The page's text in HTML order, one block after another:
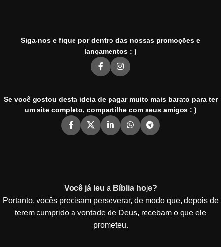
Siga-nos e fique por dentro das nossas promoções e
lançamentos : )
Se você gostou desta ideia de pagar muito mais barato para ter
um site completo, compartilhe com seus amigos : )
Você já leu a Bíblia hoje?
Portanto, vocês precisam perseverar, de modo que, depois de
terem cumprido a vontade de Deus, recebam o que ele
prometeu.